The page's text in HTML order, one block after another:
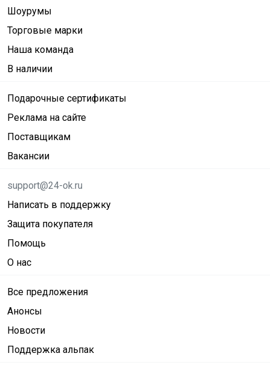
Шоурумы
Торговые марки
Наша команда
В наличии
Подарочные сертификаты
Реклама на сайте
Поставщикам
Вакансии
support@24-ok.ru
Написать в поддержку
Защита покупателя
Помощь
О нас
Все предложения
Анонсы
Новости
Поддержка альпак